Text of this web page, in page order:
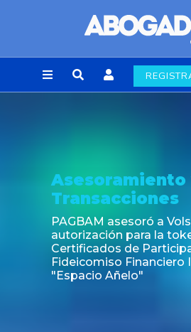
Noticia
Fin de la obligación de
laborales en la Ciudad